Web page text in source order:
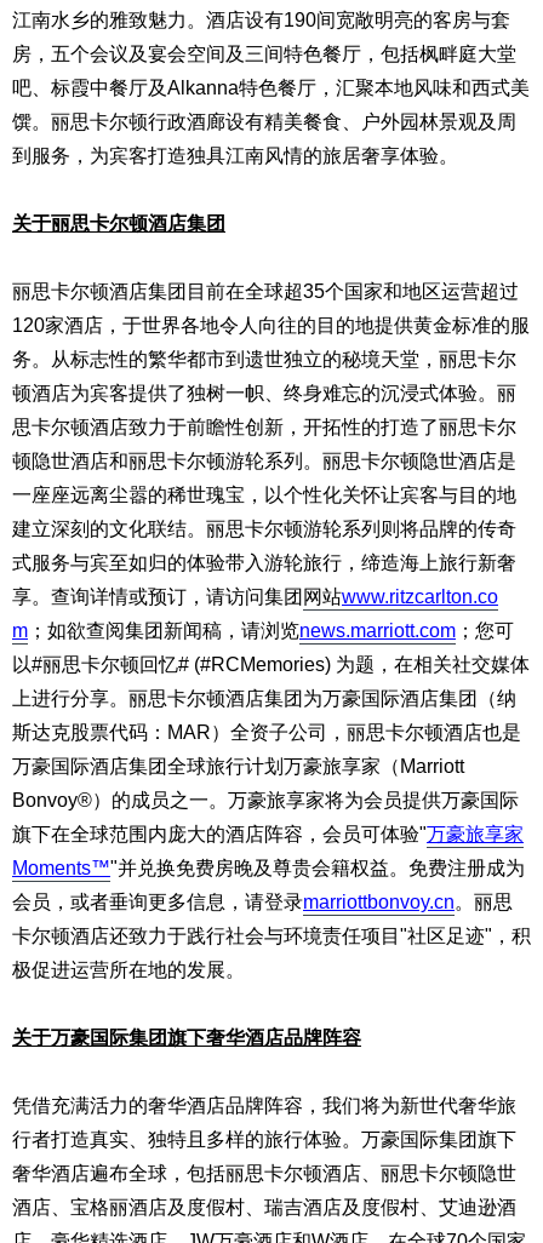
江南水乡的雅致魅力。酒店设有190间宽敞明亮的客房与套
房，五个会议及宴会空间及三间特色餐厅，包括枫畔庭大堂
吧、标霞中餐厅及Alkanna特色餐厅，汇聚本地风味和西式美
馔。丽思卡尔顿行政酒廊设有精美餐食、户外园林景观及周
到服务，为宾客打造独具江南风情的旅居奢享体验。
关于丽思卡尔顿酒店集团
丽思卡尔顿酒店集团目前在全球超35个国家和地区运营超过
120家酒店，于世界各地令人向往的目的地提供黄金标准的服
务。从标志性的繁华都市到遗世独立的秘境天堂，丽思卡尔
顿酒店为宾客提供了独树一帜、终身难忘的沉浸式体验。丽
思卡尔顿酒店致力于前瞻性创新，开拓性的打造了丽思卡尔
顿隐世酒店和丽思卡尔顿游轮系列。丽思卡尔顿隐世酒店是
一座座远离尘嚣的稀世瑰宝，以个性化关怀让宾客与目的地
建立深刻的文化联结。丽思卡尔顿游轮系列则将品牌的传奇
式服务与宾至如归的体验带入游轮旅行，缔造海上旅行新奢
享。查询详情或预订，请访问集团 网站www.ritzcarlton.co
m ；如欲查阅集团新闻稿，请浏览news.marriott.com ；您可
以#丽思卡尔顿回忆# (#RCMemories) 为题，在相关社交媒体
上进行分享。丽思卡尔顿酒店集团为万豪国际酒店集团（纳
斯达克股票代码：MAR）全资子公司，丽思卡尔顿酒店也是
万豪国际酒店集团全球旅行计划万豪旅享家（Marriott
Bonvoy®）的成员之一。万豪旅享家将为会员提供万豪国际
旗下在全球范围内庞大的酒店阵容，会员可体验"万豪旅享家
Moments™"并兑换免费房晚及尊贵会籍权益。免费注册成为
会员，或者垂询更多信息，请登录marriottbonvoy.cn。丽思
卡尔顿酒店还致力于践行社会与环境责任项目"社区足迹"，积
极促进运营所在地的发展。
关于万豪国际集团旗下奢华酒店品牌阵容
凭借充满活力的奢华酒店品牌阵容，我们将为新世代奢华旅
行者打造真实、独特且多样的旅行体验。万豪国际集团旗下
奢华酒店遍布全球，包括丽思卡尔顿酒店、丽思卡尔顿隐世
酒店、宝格丽酒店及度假村、瑞吉酒店及度假村、艾迪逊酒